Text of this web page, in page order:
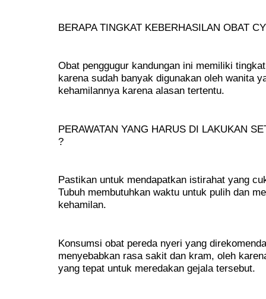
BERAPA TINGKAT KEBERHASILAN OBAT
Obat penggugur kandungan ini memiliki
karena sudah banyak digunakan oleh wanita
kehamilannya karena alasan tertentu.
PERAWATAN YANG HARUS DI LAKUKAN
?
Pastikan untuk mendapatkan istirahat yang
Tubuh membutuhkan waktu untuk pulih dan
kehamilan.
Konsumsi obat pereda nyeri yang
menyebabkan rasa sakit dan kram, oleh
yang tepat untuk meredakan gejala tersebut.